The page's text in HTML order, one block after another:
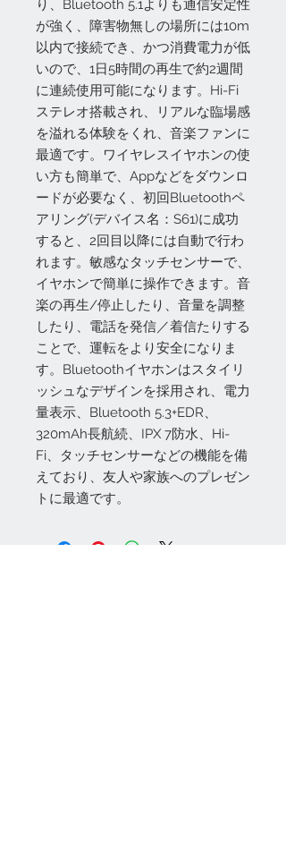
り、Bluetooth 5.1よりも通信安定性
が強く、障害物無しの場所には10m
以内で接続でき、かつ消費電力が低
いので、1日5時間の再生で約2週間
に連続使用可能になります。Hi-Fi
ステレオ搭載され、リアルな臨場感
を溢れる体験をくれ、音楽ファンに
最適です。ワイヤレスイヤホンの使
い方も簡単で、Appなどをダウンロ
ードが必要なく、初回Bluetoothペ
アリング(デバイス名：S61)に成功
すると、2回目以降には自動で行わ
れます。敏感なタッチセンサーで、
イヤホンで簡単に操作できます。音
楽の再生/停止したり、音量を調整
したり、電話を発信／着信たりする
ことで、運転をより安全になりま
す。Bluetoothイヤホンはスタイリ
ッシュなデザインを採用され、電力
量表示、Bluetooth 5.3+EDR、
320mAh長航続、IPX 7防水、Hi-
Fi、タッチセンサーなどの機能を備
えており、友人や家族へのプレゼン
トに最適です。